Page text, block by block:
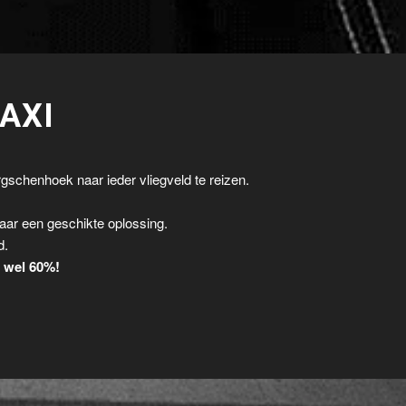
naar ieder vliegveld te reizen.
een geschikte oplossing.
60%!